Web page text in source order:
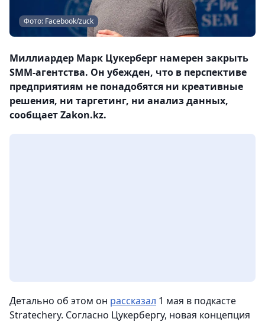
Фото: Facebook/zuck
Миллиардер Марк Цукерберг намерен закрыть
SММ-агентства. Он убежден, что в перспективе
предприятиям не понадобятся ни креативные
решения, ни таргетинг, ни анализ данных,
сообщает Zakon.kz.
Детально об этом он рассказал 1 мая в подкасте
Stratechery. Согласно Цукербергу, новая концепция